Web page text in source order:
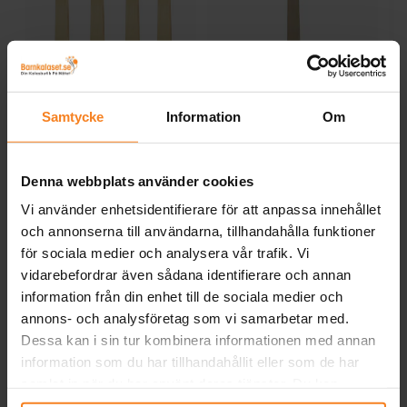
Samtycke Information Om
Denna webbplats använder cookies
Vi använder enhetsidentifierare för att anpassa innehållet
och annonserna till användarna, tillhandahålla funktioner
för sociala medier och analysera vår trafik. Vi
vidarebefordrar även sådana identifierare och annan
information från din enhet till de sociala medier och
annons- och analysföretag som vi samarbetar med.
Dessa kan i sin tur kombinera informationen med annan
information som du har tillhandahållit eller som de har
Trägafflar 8-pack
KÖP
Träskedar 8-pack
KÖP
Andra köpte även